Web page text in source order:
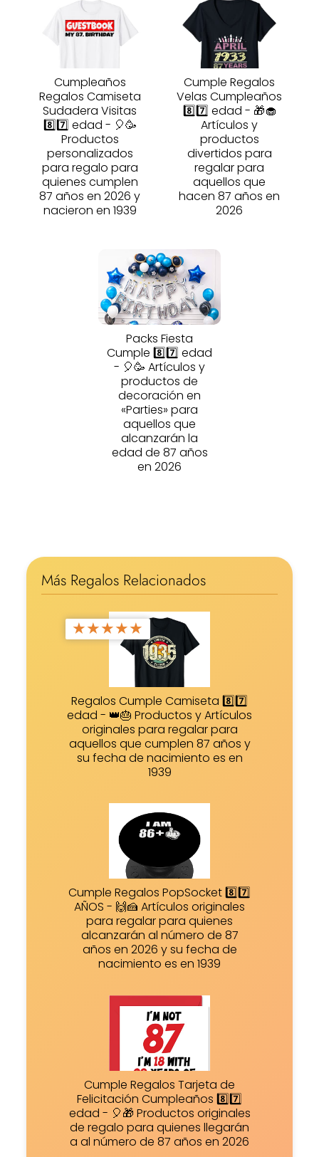
Cumpleaños
Regalos Camiseta
Sudadera Visitas
8️⃣7️⃣ edad - 🎈🥳
Productos
personalizados
para regalo para
quienes cumplen
87 años en 2026 y
nacieron en 1939
Cumple Regalos
Velas Cumpleaños
8️⃣7️⃣ edad - 🎁🧁
Artículos y
productos
divertidos para
regalar para
aquellos que
hacen 87 años en
2026
Packs Fiesta
Cumple 8️⃣7️⃣ edad
- 🎈🥳 Artículos y
productos de
decoración en
«Parties» para
aquellos que
alcanzarán la
edad de 87 años
en 2026
Más Regalos Relacionados
★★★★★
Regalos Cumple Camiseta 8️⃣7️⃣
edad - 👑🎂 Productos y Artículos
originales para regalar para
aquellos que cumplen 87 años y
su fecha de nacimiento es en
1939
Cumple Regalos PopSocket 8️⃣7️⃣
AÑOS - 🙌🍰 Artículos originales
para regalar para quienes
alcanzarán al número de 87
años en 2026 y su fecha de
nacimiento es en 1939
Cumple Regalos Tarjeta de
Felicitación Cumpleaños 8️⃣7️⃣
edad - 🎈🎁 Productos originales
de regalo para quienes llegarán
a al número de 87 años en 2026